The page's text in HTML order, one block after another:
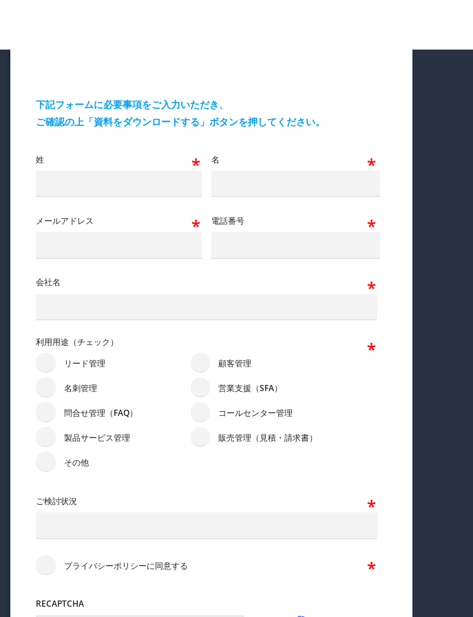
下記フォームに必要事項をご入力いただき、
ご確認の上「資料をダウンロードする」ボタンを押してください。
姓 名
メールアドレス 電話番号
会社名
利用用途（チェック）
リード管理
顧客管理
名刺管理 営業支援（SFA）
問合せ管理（FAQ） コールセンター管理
製品サービス管理 販売管理（見積・請求書）
その他
ご検討状況
プライバシーポリシーに同意する
RECAPTCHA